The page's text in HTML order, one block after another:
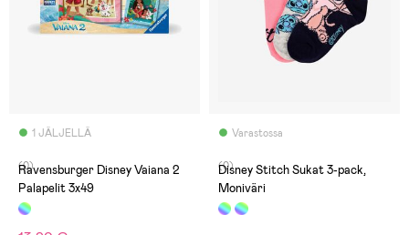
1 JÄLJELLÄ
(0)
Ravensburger Disney Vaiana 2
Palapelit 3x49
Varastossa
(0)
Disney Stitch Sukat 3-pack,
Moniväri